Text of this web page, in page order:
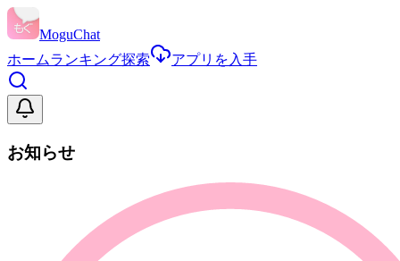
MoguChat
ホームランキング探索 アプリを入手
お知らせ